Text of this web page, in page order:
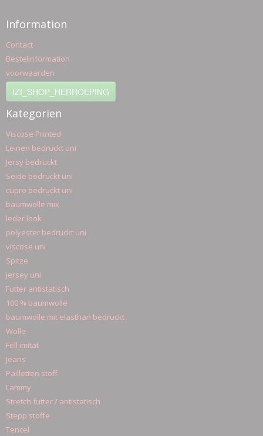
Information
Contact
Bestelinformation
voorwaarden
IZI_SHOP_HERROEPING
Kategorien
Viscose Printed
Leinen bedruckt uni
Jersy bedruckt
Seide bedruckt uni
cupro bedruckt uni
baumwolle mix
leder look
polyester bedruckt uni
viscose uni
Spitze
jersey uni
Futter antistatisch
100 % baumwolle
baumwolle mit elasthan bedruckt
Wolle
Fell imitat
Jeans
Pailletten stoff
Lammy
Stretch futter / antistatisch
Stepp stoffe
Tencel